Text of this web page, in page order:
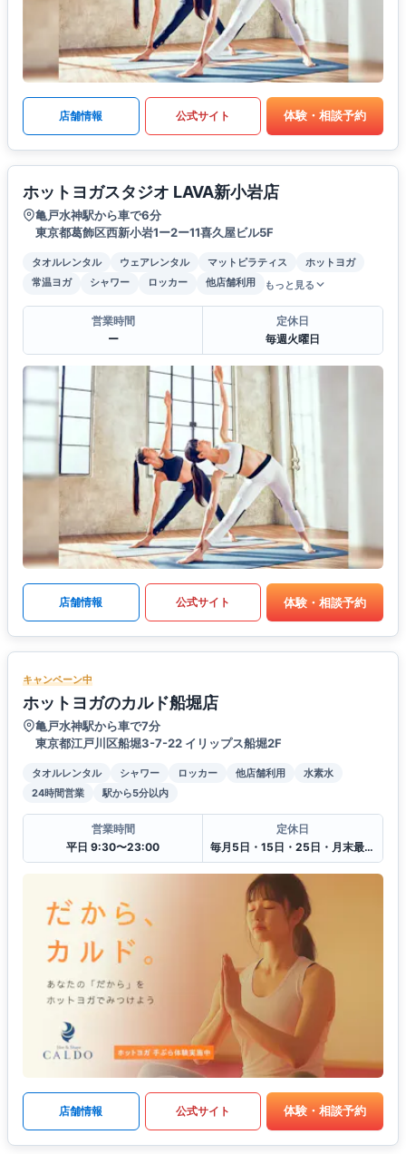
店舗情報 公式サイト 体験・相談予約
ホットヨガスタジオ LAVA新小岩店
亀戸水神駅から車で6分
東京都葛飾区西新小岩1ー2ー11喜久屋ビル5F
タオルレンタル ウェアレンタル マットピラティス
ホットヨガ
常温ヨガ
シャワー ロッカー 他店舗利用 もっと見る
営業時間
ー
定休日
毎週火曜日
店舗情報 公式サイト 体験・相談予約
キャンペーン中
ホットヨガのカルド船堀店
亀戸水神駅から車で7分
東京都江戸川区船堀3-7-22 イリップス船堀2F
タオルレンタル シャワー ロッカー 他店舗利用
水素水
24時間営業
駅から5分以内
営業時間
平日 9:30〜23:00
定休日
毎月5日・15日・25日・月末最終日
店舗情報 公式サイト 体験・相談予約